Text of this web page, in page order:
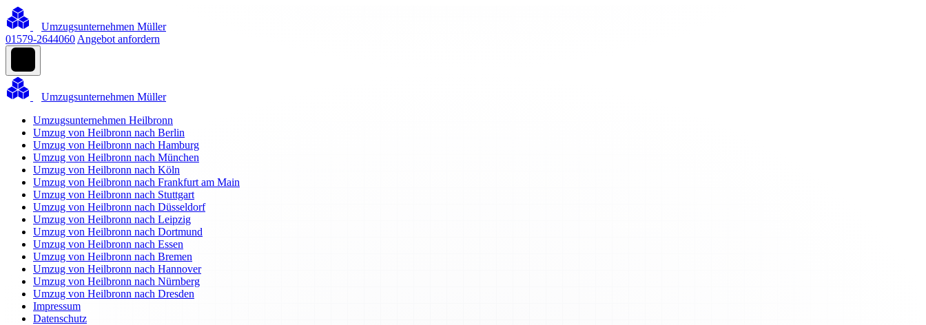
Umzugsunternehmen Müller
01579-2644060 Angebot anfordern
Umzugsunternehmen Müller
Umzugsunternehmen Heilbronn
Umzug von Heilbronn nach Berlin
Umzug von Heilbronn nach Hamburg
Umzug von Heilbronn nach München
Umzug von Heilbronn nach Köln
Umzug von Heilbronn nach Frankfurt am Main
Umzug von Heilbronn nach Stuttgart
Umzug von Heilbronn nach Düsseldorf
Umzug von Heilbronn nach Leipzig
Umzug von Heilbronn nach Dortmund
Umzug von Heilbronn nach Essen
Umzug von Heilbronn nach Bremen
Umzug von Heilbronn nach Hannover
Umzug von Heilbronn nach Nürnberg
Umzug von Heilbronn nach Dresden
Impressum
Datenschutz